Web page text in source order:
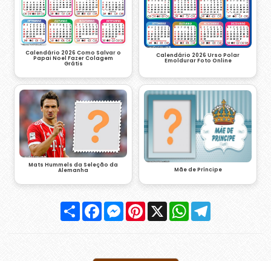
Calendário 2026 Como Salvar o
Papai Noel Fazer Colagem
Grátis
Calendário 2026 Urso Polar
Emoldurar Foto Online
Mats Hummels da Seleção da
Alemanha Mãe de Príncipe
Compartilhar
FacebookMessenger
Pinterest
X WhatsApp